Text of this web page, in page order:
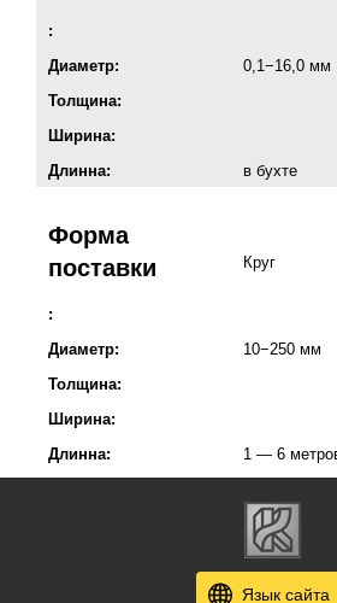
:
Диаметр:
0,1−16,0 мм
Толщина:
Ширина:
Длинна:
в бухте
Форма
поставки
:
Круг
Диаметр:
10−250 мм
Толщина:
Ширина:
Длинна:
1 — 6
Язык сайта